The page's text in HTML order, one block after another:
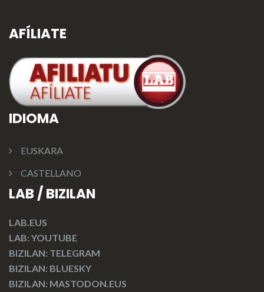
AFÍLIATE
IDIOMA
EUSKARA
CASTELLANO
LAB / BIZILAN
LAB.EUS
LAB: YOUTUBE
BIZILAN: TELEGRAM
BIZILAN: BLUESKY
BIZILAN: MASTODON.EUS